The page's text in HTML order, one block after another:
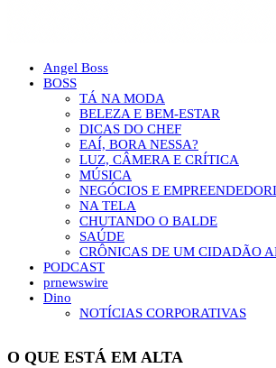
Angel Boss
BOSS
TÁ NA MODA
BELEZA E BEM-ESTAR
DICAS DO CHEF
EAÍ, BORA NESSA?
LUZ, CÂMERA E CRÍTICA
MÚSICA
NEGÓCIOS E
NA TELA
CHUTANDO O BALDE
SAÚDE
CRÔNICAS DE UM CIDADÃO
PODCAST
prnewswire
Dino
NOTÍCIAS CORPORATIVAS
O QUE ESTÁ EM ALTA